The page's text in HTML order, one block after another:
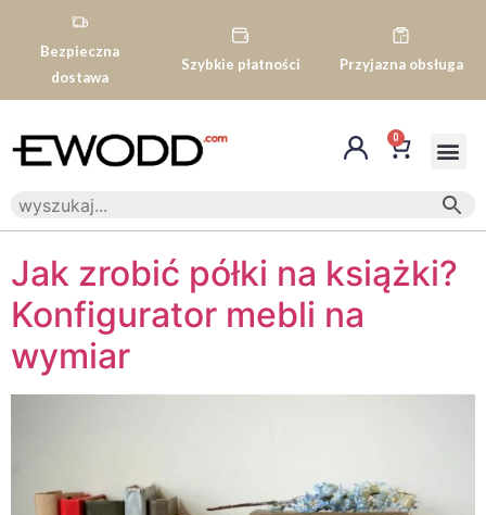
Bezpieczna
dostawa
Szybkie płatności Przyjazna obsługa
0
Jak zrobić półki na książki?
Konfigurator mebli na
wymiar